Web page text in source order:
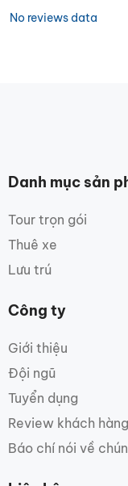
No reviews data
Danh mục sản
Tour trọn gói
Thuê xe
Lưu trú
Công ty
Giới thiệu
Đội ngũ
Tuyển dụng
Review khách hàng
Báo chí nói về